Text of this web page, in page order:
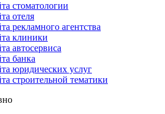
стоматологии
отеля
рекламного агентства
клиники
автосервиса
банка
юридических услуг
строительной тематики